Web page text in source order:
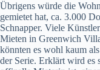
Übrigens würde die
gemietet hat, ca. 3.000
Schnapper. Viele
Mieten in Greenwich
könnten es wohl kaum
der Serie. Erklärt wird es